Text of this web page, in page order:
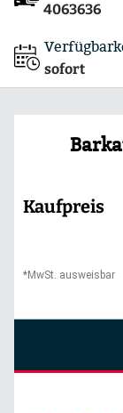
4063636
sofort
Kaufpreis
*MwSt. ausweisbar